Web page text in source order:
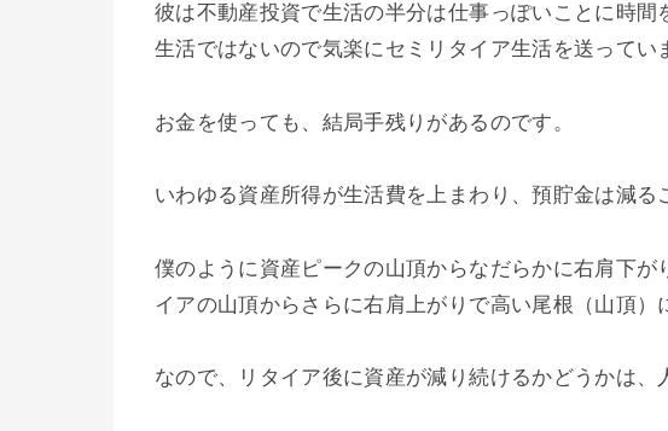
彼は不動産投資で生活の半分は仕事っぽいことに時
生活ではないので気楽にセミリタイア生活を送ってい
お金を使っても、結局手残りがあるのです。
いわゆる資産所得が生活費を上まわり、預貯金は減る
僕のように資産ピークの山頂からなだらかに右肩下が
イアの山頂からさらに右肩上がりで高い尾根（山頂）
なので、リタイア後に資産が減り続けるかどうかは、